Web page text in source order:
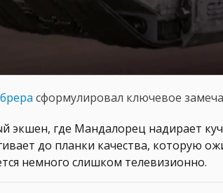
сформулировал ключевое
экшен, где Мандалорец надирает
до планки качества, которую
немного слишком телевизионно.